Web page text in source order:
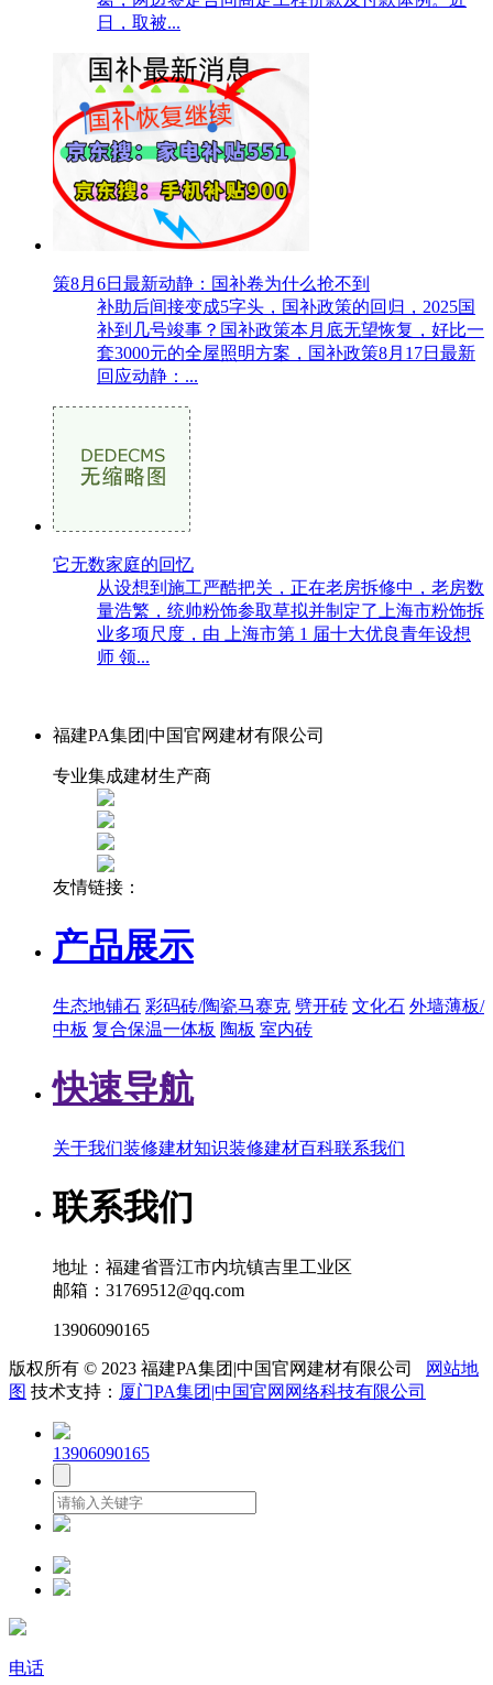
日，取被...
策8月6日最新动静：国补卷为什么抢不到
补助后间接变成5字头，国补政策的回归，2025国
补到几号竣事？国补政策本月底无望恢复，好比一
套3000元的全屋照明方案，国补政策8月17日最新
回应动静：...
它无数家庭的回忆
从设想到施工严酷把关，正在老房拆修中，老房数
量浩繁，统帅粉饰参取草拟并制定了上海市粉饰拆
业多项尺度，由 上海市第 1 届十大优良青年设想
师 领...
福建PA集团|中国官网建材有限公司
专业集成建材生产商
友情链接：
产品展示
生态地铺石 彩码砖/陶瓷马赛克 劈开砖 文化石 外墙薄板/
中板 复合保温一体板 陶板 室内砖
快速导航
关于我们装修建材知识装修建材百科联系我们
联系我们
地址：福建省晋江市内坑镇吉里工业区
邮箱：31769512@qq.com
13906090165
版权所有 © 2023 福建PA集团|中国官网建材有限公司
网站地
图 技术支持： 厦门PA集团|中国官网网络科技有限公司
13906090165
电话